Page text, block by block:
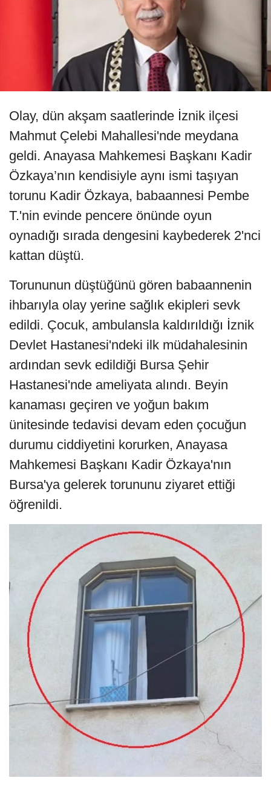
Olay, dün akşam saatlerinde İznik ilçesi
Mahmut Çelebi Mahallesi'nde meydana
geldi. Anayasa Mahkemesi Başkanı Kadir
Özkaya’nın kendisiyle aynı ismi taşıyan
torunu Kadir Özkaya, babaannesi Pembe
T.'nin evinde pencere önünde oyun
oynadığı sırada dengesini kaybederek 2'nci
kattan düştü.
Torununun düştüğünü gören babaannenin
ihbarıyla olay yerine sağlık ekipleri sevk
edildi. Çocuk, ambulansla kaldırıldığı İznik
Devlet Hastanesi'ndeki ilk müdahalesinin
ardından sevk edildiği Bursa Şehir
Hastanesi'nde ameliyata alındı. Beyin
kanaması geçiren ve yoğun bakım
ünitesinde tedavisi devam eden çocuğun
durumu ciddiyetini korurken, Anayasa
Mahkemesi Başkanı Kadir Özkaya'nın
Bursa'ya gelerek torununu ziyaret ettiği
öğrenildi.